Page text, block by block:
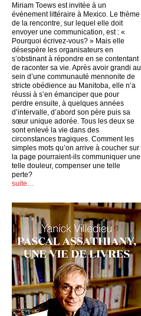
Miriam Toews est invitée à un
événement littéraire à Mexico. Le thème
de la rencontre, sur lequel elle doit
envoyer une communication, est : «
Pourquoi écrivez-vous? » Mais elle
désespère les organisateurs en
s’obstinant à répondre en se contentant
de raconter sa vie. Après avoir grandi au
sein d’une communauté mennonite de
stricte obédience au Manitoba, elle n’a
réussi à s’en émanciper que pour
perdre ensuite, à quelques années
d’intervalle, d’abord son père puis sa
sœur unique adorée. Tous les deux se
sont enlevé la vie dans des
circonstances tragiques. Comment les
simples mots qu’on arrive à coucher sur
la page pourraient-ils communiquer une
telle douleur, compenser une telle
perte?
suite…